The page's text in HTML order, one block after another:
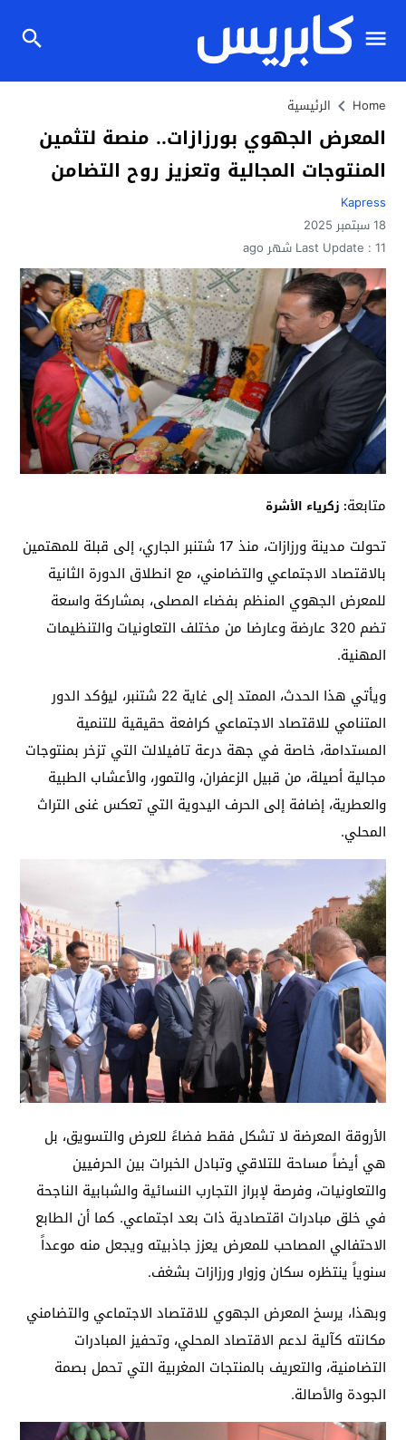
Home الرئيسية
المعرض الجهوي بورزازات.. منصة لتثمين
المنتوجات المجالية وتعزيز روح التضامن
Kapress
18 سبتمبر 2025
Last Update : 11 شهر ago
متابعة: زكرياء الأشرة
تحولت مدينة ورزازات، منذ 17 شتنبر الجاري، إلى قبلة للمهتمين
بالاقتصاد الاجتماعي والتضامني، مع انطلاق الدورة الثانية
للمعرض الجهوي المنظم بفضاء المصلى، بمشاركة واسعة
تضم 320 عارضة وعارضا من مختلف التعاونيات والتنظيمات
المهنية.
ويأتي هذا الحدث، الممتد إلى غاية 22 شتنبر، ليؤكد الدور
المتنامي للاقتصاد الاجتماعي كرافعة حقيقية للتنمية
المستدامة، خاصة في جهة درعة تافيلالت التي تزخر بمنتوجات
مجالية أصيلة، من قبيل الزعفران، والتمور، والأعشاب الطبية
والعطرية، إضافة إلى الحرف اليدوية التي تعكس غنى التراث
المحلي.
الأروقة المعرضة لا تشكل فقط فضاءً للعرض والتسويق، بل
هي أيضاً مساحة للتلاقي وتبادل الخبرات بين الحرفيين
والتعاونيات، وفرصة لإبراز التجارب النسائية والشبابية الناجحة
في خلق مبادرات اقتصادية ذات بعد اجتماعي. كما أن الطابع
الاحتفالي المصاحب للمعرض يعزز جاذبيته ويجعل منه موعداً
سنوياً ينتظره سكان وزوار ورزازات بشغف.
وبهذا، يرسخ المعرض الجهوي للاقتصاد الاجتماعي والتضامني
مكانته كآلية لدعم الاقتصاد المحلي، وتحفيز المبادرات
التضامنية، والتعريف بالمنتجات المغربية التي تحمل بصمة
الجودة والأصالة.